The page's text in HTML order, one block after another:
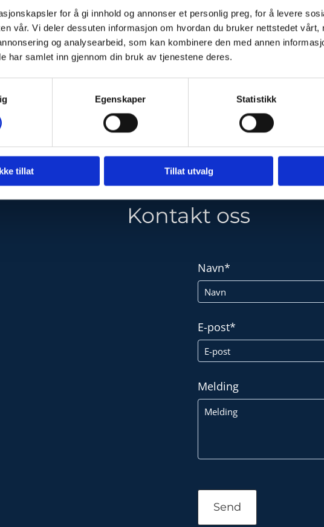
for å gi innhold og annonser et personlig preg, for å levere
vår. Vi deler dessuten informasjon om hvordan du bruker nettstedet vårt,
og analysearbeid, som kan kombinere den med annen
har samlet inn gjennom din bruk av tjenestene deres.
Egenskaper Statistikk
tillat Tillat utvalg
og mindre grøftanlegg
presisjon. Vi leverer produkter fra anerkjente produsenter.

Kontakt oss
Navn*
E-post*
Melding